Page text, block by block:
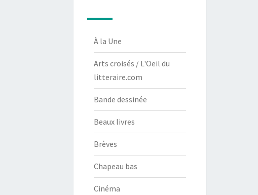
À la Une
Arts croisés / L'Oeil du
litteraire.com
Bande dessinée
Beaux livres
Brèves
Chapeau bas
Cinéma